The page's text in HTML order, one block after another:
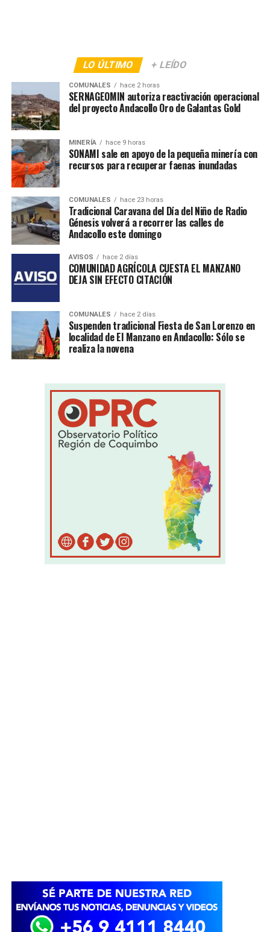
LO ÚLTIMO + LEÍDO
COMUNALES hace 2 horas
SERNAGEOMIN autoriza reactivación operacional
del proyecto Andacollo Oro de Galantas Gold
MINERÍA hace 9 horas
SONAMI sale en apoyo de la pequeña minería con
recursos para recuperar faenas inundadas
COMUNALES hace 23 horas
Tradicional Caravana del Día del Niño de Radio
Génesis volverá a recorrer las calles de
Andacollo este domingo
AVISOS hace 2 días
COMUNIDAD AGRÍCOLA CUESTA EL MANZANO
DEJA SIN EFECTO CITACIÓN
COMUNALES hace 2 días
Suspenden tradicional Fiesta de San Lorenzo en
localidad de El Manzano en Andacollo: Sólo se
realiza la novena